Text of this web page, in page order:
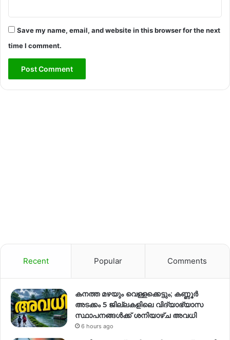
Save my name, email, and website in this browser for the next
time I comment.
Recent Popular Comments
കനത്ത മഴയും വെള്ളക്കെട്ടും; കണ്ണൂർ
അടക്കം 5 ജില്ലകളിലെ വിദ്യാഭ്യാസ
സ്ഥാപനങ്ങള്‍ക്ക് ശനിയാഴ്ച അവധി
6 hours ago